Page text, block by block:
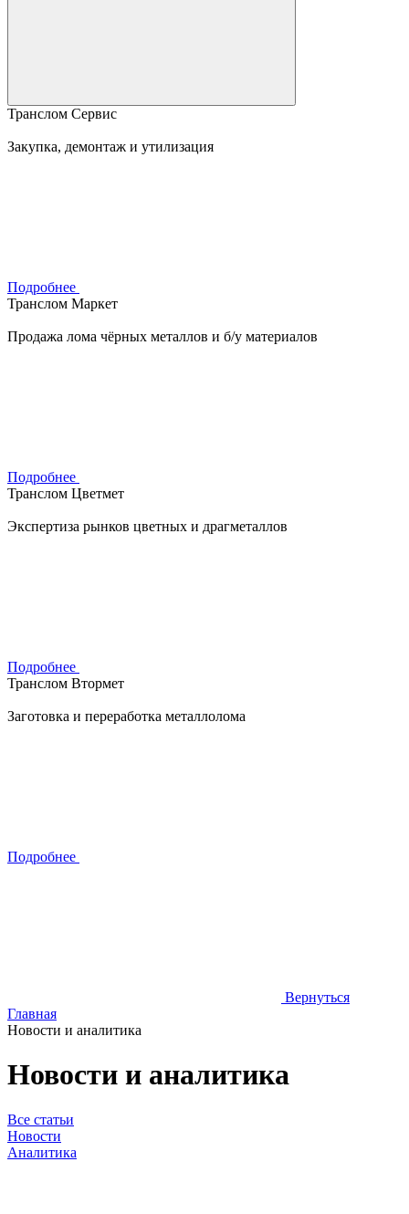
Транслом Сервис
Закупка, демонтаж и утилизация
Подробнее
Транслом Маркет
Продажа лома чёрных металлов и б/у материалов
Подробнее
Транслом Цветмет
Экспертиза рынков цветных и драгметаллов
Подробнее
Транслом Втормет
Заготовка и переработка металлолома
Подробнее
Вернуться
Главная
Новости и аналитика
Новости и аналитика
Все статьи
Новости
Аналитика